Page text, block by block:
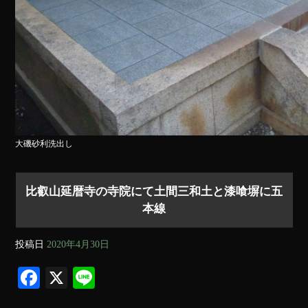
大磯砂利洗出し
比叡山延暦寺の寺院にて土間三和土と漆喰塀に五
本線
投稿日 2020年4月30日
Fa X